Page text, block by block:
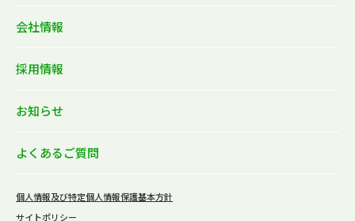
会社情報
採用情報
お知らせ
よくあるご質問
個人情報及び特定個人情報保護基本方針
サイトポリシー